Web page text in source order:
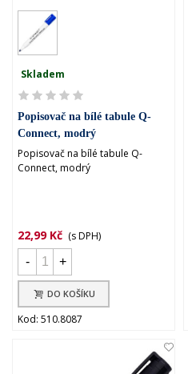
Skladem
Popisovač na bílé tabule Q-
Connect, modrý
Popisovač na bílé tabule Q-
Connect, modrý
22,99 Kč (s DPH)
-
+
DO KOŠÍKU
Kod: 510.8087